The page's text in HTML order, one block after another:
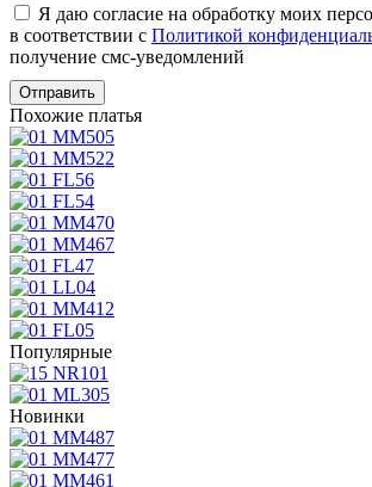
Я даю согласие на обработку моих
в соответствии с Политикой
получение смс-уведомлений
Похожие платья
Популярные
Новинки